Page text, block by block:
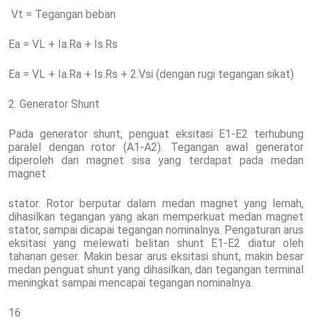
Vt = Tegangan beban
Ea = VL + Ia.Ra + Is.Rs
Ea = VL + Ia.Ra + Is.Rs + 2.Vsi (dengan rugi tegangan sikat)
2. Generator Shunt
Pada generator shunt, penguat eksitasi E1-E2 terhubung
paralel dengan rotor (A1-A2). Tegangan awal generator
diperoleh dari magnet sisa yang terdapat pada medan
magnet
stator. Rotor berputar dalam medan magnet yang lemah,
dihasilkan tegangan yang akan memperkuat medan magnet
stator, sampai dicapai tegangan nominalnya. Pengaturan arus
eksitasi yang melewati belitan shunt E1-E2 diatur oleh
tahanan geser. Makin besar arus eksitasi shunt, makin besar
medan penguat shunt yang dihasilkan, dan tegangan terminal
meningkat sampai mencapai tegangan nominalnya.
16